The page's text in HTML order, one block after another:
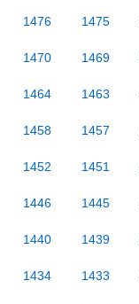
1476 1475
1470 1469
1464 1463
1458 1457
1452 1451
1446 1445
1440 1439
1434 1433